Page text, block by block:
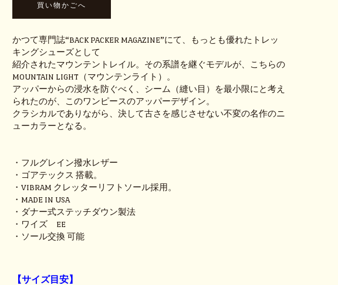
かつて専門誌“BACK PACKER MAGAZINE”にて、もっとも優れたトレッ
キングシューズとして
紹介されたマウンテントレイル。その系譜を継ぐモデルが、こちらの
MOUNTAIN LIGHT（マウンテンライト）。
アッパーからの浸水を防ぐべく、シーム（縫い目）を最小限にと考え
られたのが、このワンピースのアッパーデザイン。
クラシカルでありながら、決して古さを感じさせない不変の名作のニ
ューカラーとなる。
・フルグレイン撥水レザー
・ゴアテックス 搭載。
・VIBRAM クレッターリフトソール採用。
・MADE IN USA
・ダナー式ステッチダウン製法
・ワイズ EE
・ソール交換 可能
【サイズ目安】